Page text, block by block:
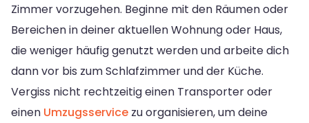
Zimmer vorzugehen. Beginne mit den Räumen oder
Bereichen in deiner aktuellen Wohnung oder Haus,
die weniger häufig genutzt werden und arbeite dich
dann vor bis zum Schlafzimmer und der Küche.
Vergiss nicht rechtzeitig einen Transporter oder
einen Umzugsservice zu organisieren, um deine